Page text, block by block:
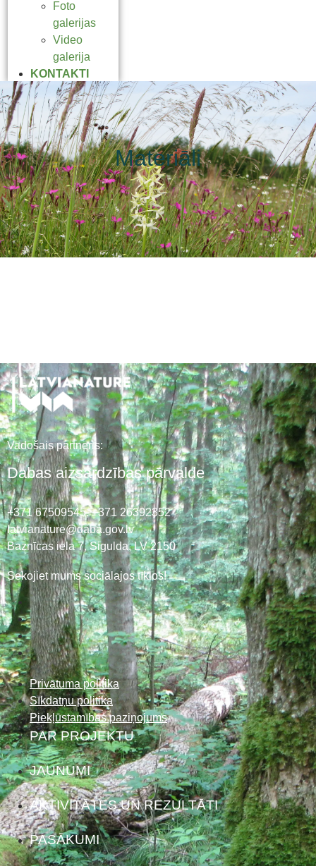
Foto
galerijas
Video
galerija
KONTAKTI
Materiāli
Vadošais partneris:
Dabas aizsardzības pārvalde
+371 67509545,+371 26392352
latvianature@daba.gov.lv
Baznīcas iela 7, Sigulda, LV-2150
Sekojiet mums sociālajos tīklos!
Privātuma politika
Sīkdatņu politika
Piekļūstamības paziņojums
PAR PROJEKTU
JAUNUMI
AKTIVITĀTES UN REZULTĀTI
PASĀKUMI